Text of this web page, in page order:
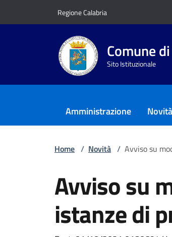
Regione Calabria
Comune
Sito Istituzionale
Amministrazione Novità
Home / Novità / Avviso su
Avviso su
istanze di